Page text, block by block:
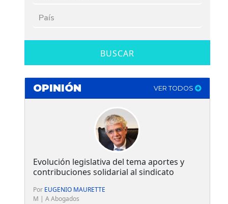
BUSCAR
OPINIÓN VER TODOS
Evolución legislativa del tema aportes y
contribuciones solidarial al sindicato
Por EUGENIO MAURETTE
M | A Abogados